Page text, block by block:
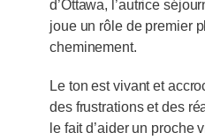
d’Ottawa, l’autrice
joue un rôle de premier
cheminement.
Le ton est vivant et
des frustrations et des
le fait d’aider un proche